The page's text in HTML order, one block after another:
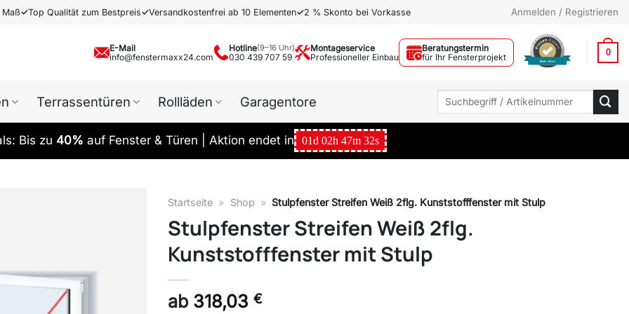
Maß✓Top Qualität zum Bestpreis✓Versandkostenfrei ab 10 Elementen✓2 % Skonto bei Vorkasse Anmelden / Registrieren
E-Mail
info@fenstermaxx24.com
Hotline(9–16 Uhr)
030 439 707 59
Montageservice
Professioneller Einbau
Beratungstermin
für Ihr Fensterprojekt
Mehr Infos
0
Terrassentüren Rollläden Garagentore
Suchen
Bis zu 40% auf Fenster & Türen | Aktion endet in 01d 02h 47m 31s
Startseite » Shop » Stulpfenster Streifen Weiß 2flg. Kunststofffenster mit Stulp
Stulpfenster Streifen Weiß 2flg.
Kunststofffenster mit Stulp
ab 318,03 €